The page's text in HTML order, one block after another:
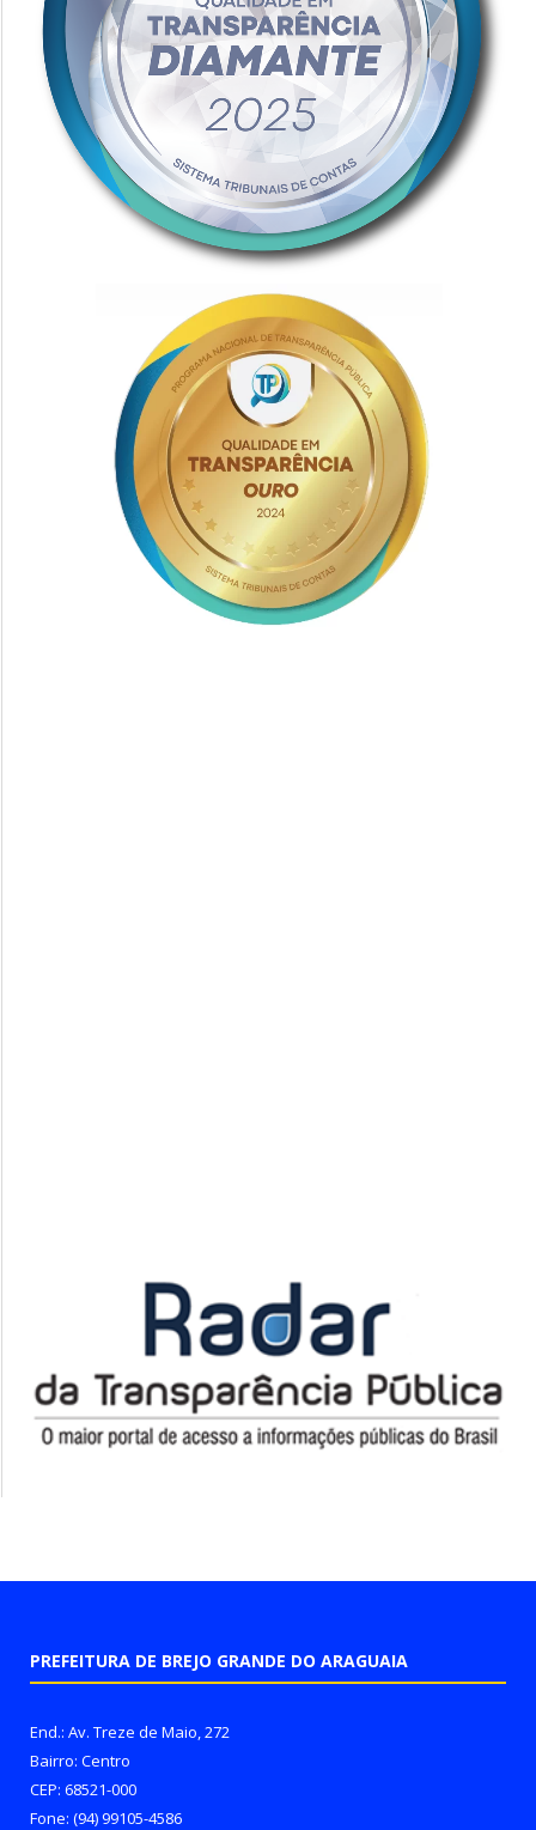
PREFEITURA DE BREJO GRANDE DO ARAGUAIA
End.: Av. Treze de Maio, 272
Bairro: Centro
CEP: 68521-000
Fone: (94) 99105-4586